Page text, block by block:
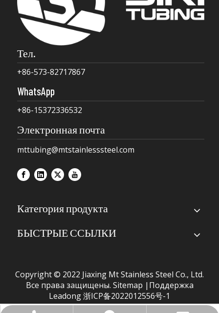
Тел.
+86-573-82717867
WhatsApp
+86-15372336532
Электронная почта
mttubing@mtstainlesssteel.com
Категория продукта
БЫСТРЫЕ ССЫЛКИ
Copyright © 2022 Jiaxing Mt Stainless Steel Co., Ltd.
Все права защищены. Sitemap |Поддержка
Leadong浙ICP备2022012556号-1